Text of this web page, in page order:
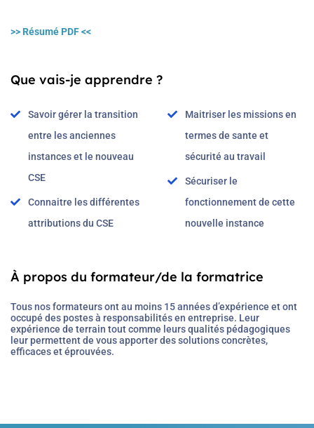
>> Résumé PDF <<
Que vais-je apprendre ?
Savoir gérer la transition
entre les anciennes
instances et le nouveau
CSE
Connaitre les différentes
attributions du CSE
Maitriser les missions en
termes de sante et
sécurité au travail
Sécuriser le
fonctionnement de cette
nouvelle instance
À propos du formateur/de la formatrice